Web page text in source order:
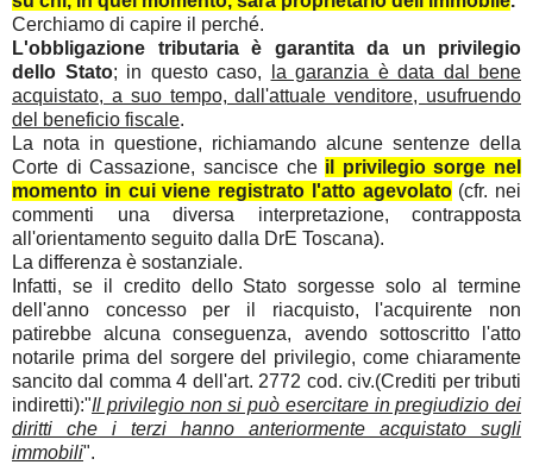
Cerchiamo di capire il perché.
L'obbligazione tributaria è garantita da un privilegio
dello Stato; in questo caso,
la garanzia è data dal bene
acquistato, a suo tempo, dall'attuale venditore, usufruendo
del beneficio fiscale.
La nota in questione, richiamando alcune sentenze della
Corte di Cassazione, sancisce che il privilegio sorge nel
momento in cui viene registrato l'atto agevolato(cfr. nei
commenti una diversa interpretazione, contrapposta
all'orientamento seguito dalla DrE Toscana).
La differenza è sostanziale.
Infatti, se il credito dello Stato sorgesse solo al termine
dell'anno concesso per il riacquisto, l'acquirente non
patirebbe alcuna conseguenza, avendo sottoscritto l'atto
notarile prima del sorgere del privilegio, come chiaramente
sancito dal comma 4 dell'art. 2772 cod. civ.(Crediti per tributi
indiretti):"Il privilegio non si può esercitare in pregiudizio dei
diritti che i terzi hanno anteriormente acquistato sugli
immobili".